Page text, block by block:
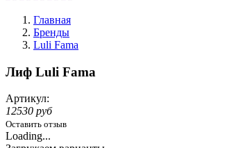
Главная
Бренды
Luli Fama
Лиф Luli Fama
Артикул:
12530 руб
Оставить отзыв
Loading...